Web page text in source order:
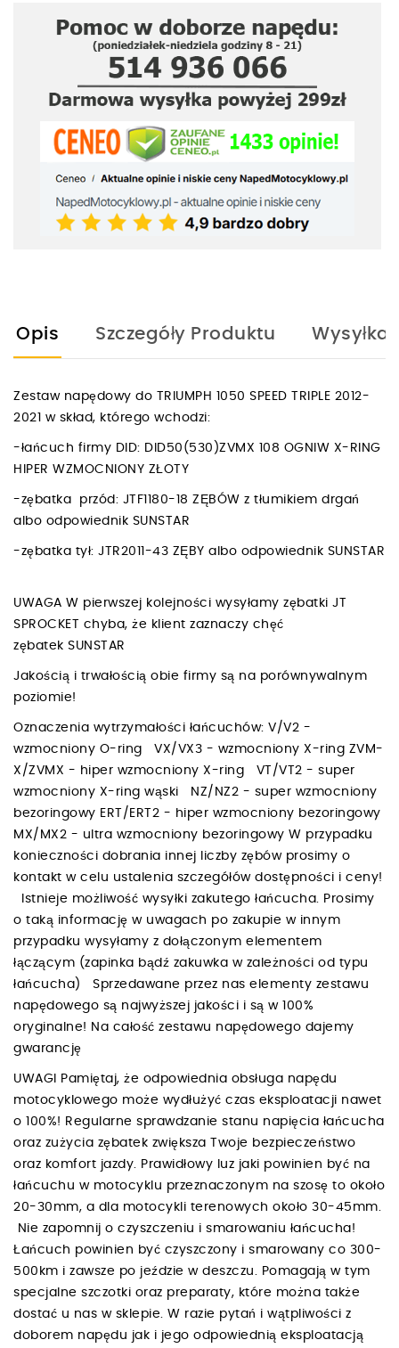
Opis Szczegóły Produktu Wysyłka
Zestaw napędowy do TRIUMPH 1050 SPEED TRIPLE 2012-
2021 w skład, którego wchodzi:
-łańcuch firmy DID: DID50(530)ZVMX 108 OGNIW X-RING
HIPER WZMOCNIONY ZŁOTY
-zębatka przód: JTF1180-18 ZĘBÓW z tłumikiem drgań
albo odpowiednik SUNSTAR
-zębatka tył: JTR2011-43 ZĘBY albo odpowiednik SUNSTAR
UWAGA W pierwszej kolejności wysyłamy zębatki JT
SPROCKET chyba, że klient zaznaczy chęć
zębatek SUNSTAR
Jakością i trwałością obie firmy są na porównywalnym
poziomie!
Oznaczenia wytrzymałości łańcuchów: V/V2 -
wzmocniony O-ring VX/VX3 - wzmocniony X-ring ZVM-
X/ZVMX - hiper wzmocniony X-ring VT/VT2 - super
wzmocniony X-ring wąski NZ/NZ2 - super wzmocniony
bezoringowy ERT/ERT2 - hiper wzmocniony bezoringowy
MX/MX2 - ultra wzmocniony bezoringowy W przypadku
konieczności dobrania innej liczby zębów prosimy o
kontakt w celu ustalenia szczegółów dostępności i ceny!
Istnieje możliwość wysyłki zakutego łańcucha. Prosimy
o taką informację w uwagach po zakupie w innym
przypadku wysyłamy z dołączonym elementem
łączącym (zapinka bądź zakuwka w zależności od typu
łańcucha) Sprzedawane przez nas elementy zestawu
napędowego są najwyższej jakości i są w 100%
oryginalne! Na całość zestawu napędowego dajemy
gwarancję
UWAGI Pamiętaj, że odpowiednia obsługa napędu
motocyklowego może wydłużyć czas eksploatacji nawet
o 100%! Regularne sprawdzanie stanu napięcia łańcucha
oraz zużycia zębatek zwiększa Twoje bezpieczeństwo
oraz komfort jazdy. Prawidłowy luz jaki powinien być na
łańcuchu w motocyklu przeznaczonym na szosę to około
20-30mm, a dla motocykli terenowych około 30-45mm.
Nie zapomnij o czyszczeniu i smarowaniu łańcucha!
Łańcuch powinien być czyszczony i smarowany co 300-
500km i zawsze po jeździe w deszczu. Pomagają w tym
specjalne szczotki oraz preparaty, które można także
dostać u nas w sklepie. W razie pytań i wątpliwości z
doborem napędu jak i jego odpowiednią eksploatacją